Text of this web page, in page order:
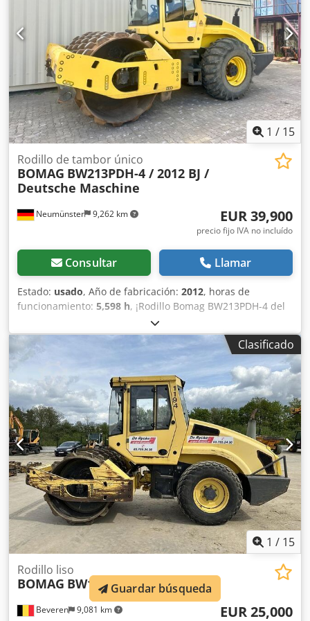
1 / 15
Neumünster 9,262 km
Rodillo de tambor único
BOMAG BW213PDH-4 / 2012 BJ /
Deutsche Maschine
EUR 39,900
precio fijo IVA no incluído
Consultar Llamar
Estado: usado, Año de fabricación: 2012, horas de
funcionamiento: 5,598 h, ¡Rodillo Bomag BW213PDH-4 del
año 2012 con solo 5.598 horas de trabajo! ----* Fabricante:
Bomag * Modelo: BW213PDH-4 * Año: 2012 * Horas de uso
registradas: aprox. 5.598 * Peso operativo: 13.100 KG * Aire
acondicionado * Máquina alemana * 119 kW * Motor
diésel Deutz * Más fotos y vídeo disponibles bajo solicitud
* Precio: 39.900 euros, neto + 19% IVA ----Para más
información, por favor llame: Erik Kortum: WhatsApp Kai
Kortum: WhatsApp Todos los datos son sin garantía;
sujetos a errores y venta previa. Dcjdpfx Asyt Uirjcksk
Clasificado
1 / 15
Beveren 9,081 km
Rodillo liso
BOMAG BW177D-4
EUR 25,000
Guardar búsqueda